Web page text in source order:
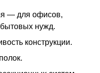
— для офисов,
бытовых нужд.
конструкции.